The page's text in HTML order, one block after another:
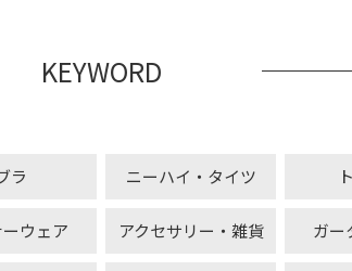
KEYWORD
ラ ニーハイ・タイツ
ウェア アクセサリー・雑貨 ガー